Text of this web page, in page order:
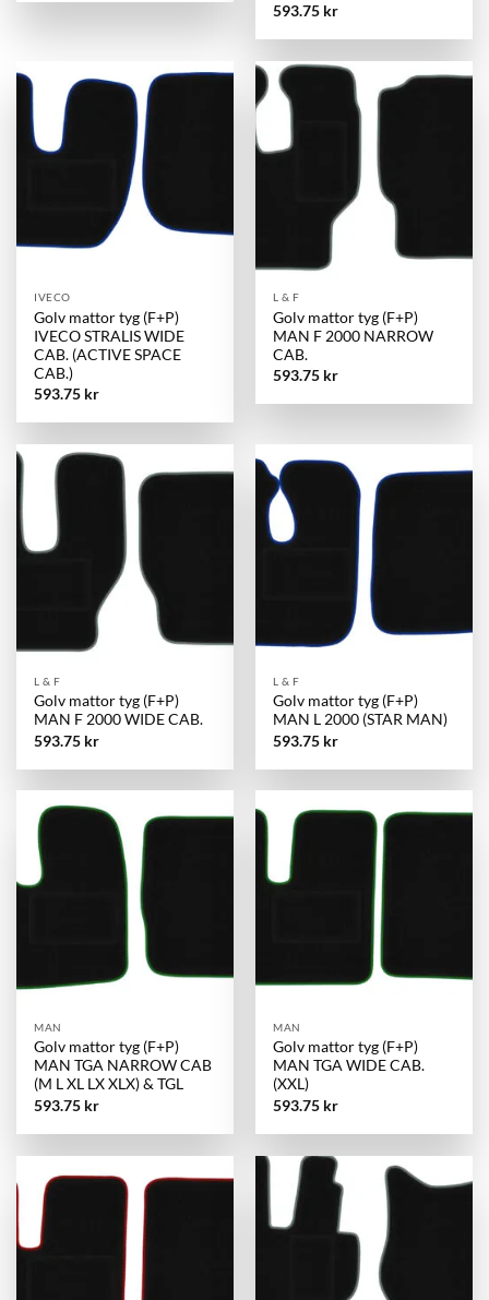
593.75 kr
IVECO
Golv mattor tyg (F+P)
IVECO STRALIS WIDE
CAB. (ACTIVE SPACE
CAB.)
593.75 kr
L & F
Golv mattor tyg (F+P)
MAN F 2000 NARROW
CAB.
593.75 kr
L & F
Golv mattor tyg (F+P)
MAN F 2000 WIDE CAB.
593.75 kr
L & F
Golv mattor tyg (F+P)
MAN L 2000 (STAR MAN)
593.75 kr
MAN
Golv mattor tyg (F+P)
MAN TGA NARROW CAB
(M L XL LX XLX) & TGL
593.75 kr
MAN
Golv mattor tyg (F+P)
MAN TGA WIDE CAB.
(XXL)
593.75 kr